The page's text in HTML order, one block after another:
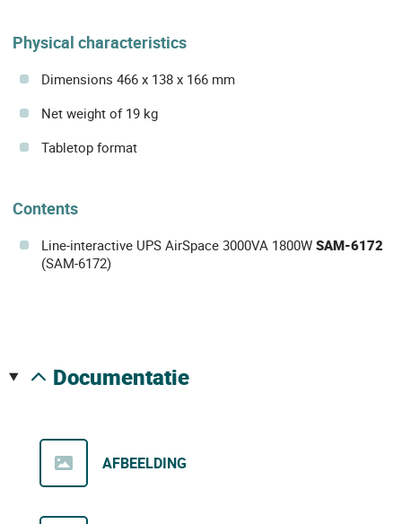
Physical characteristics
Dimensions 466 x 138 x 166 mm
Net weight of 19 kg
Tabletop format
Contents
Line-interactive UPS AirSpace 3000VA 1800W SAM-6172
(SAM-6172)
documentatie
AFBEELDING